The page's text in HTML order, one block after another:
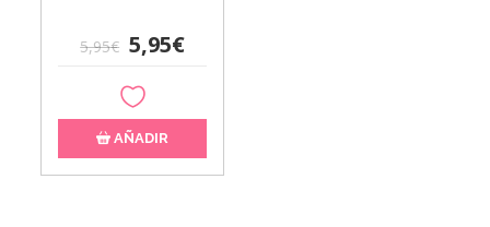
5,95€ 5,95€
AÑADIR